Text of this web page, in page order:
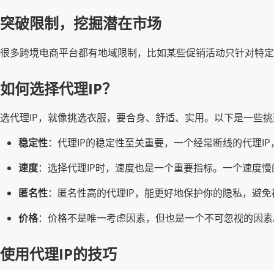
突破限制，挖掘潜在市场
很多跨境电商平台都有地域限制，比如某些促销活动只针对特
如何选择代理IP？
选代理IP，就像挑选衣服，要合身、舒适、实用。以下是一些
稳定性：代理IP的稳定性至关重要，一个经常断线的代理
速度：选择代理IP时，速度也是一个重要指标。一个速度
匿名性：匿名性高的代理IP，能更好地保护你的隐私，避
价格：价格不是唯一考虑因素，但也是一个不可忽视的因
使用代理IP的技巧